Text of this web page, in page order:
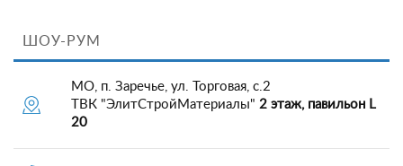
ШОУ-РУМ
МО, п. Заречье, ул. Торговая, с.2
ТВК "ЭлитСтройМатериалы" 2 этаж, павильон L
20